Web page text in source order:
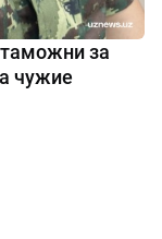
за
чужие